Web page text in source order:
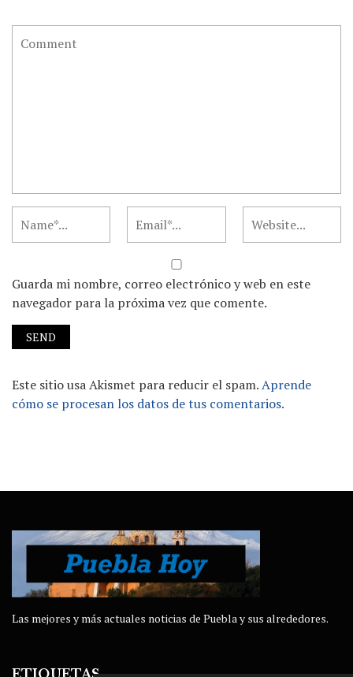
Guarda mi nombre, correo electrónico y web en este
navegador para la próxima vez que comente.
Este sitio usa Akismet para reducir el spam.Aprende
cómo se procesan los datos de tus comentarios.
Las mejores y más actuales noticias de Puebla y sus alrededores.